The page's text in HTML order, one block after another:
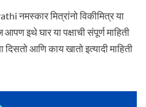
मित्रांनो विकीमित्र या
इथे घार या पक्षाची संपूर्ण माहिती
आणि काय खातो इत्यादी माहिती